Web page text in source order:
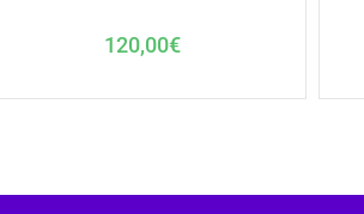
120,00€